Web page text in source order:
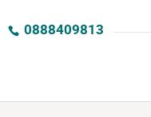
0888409813